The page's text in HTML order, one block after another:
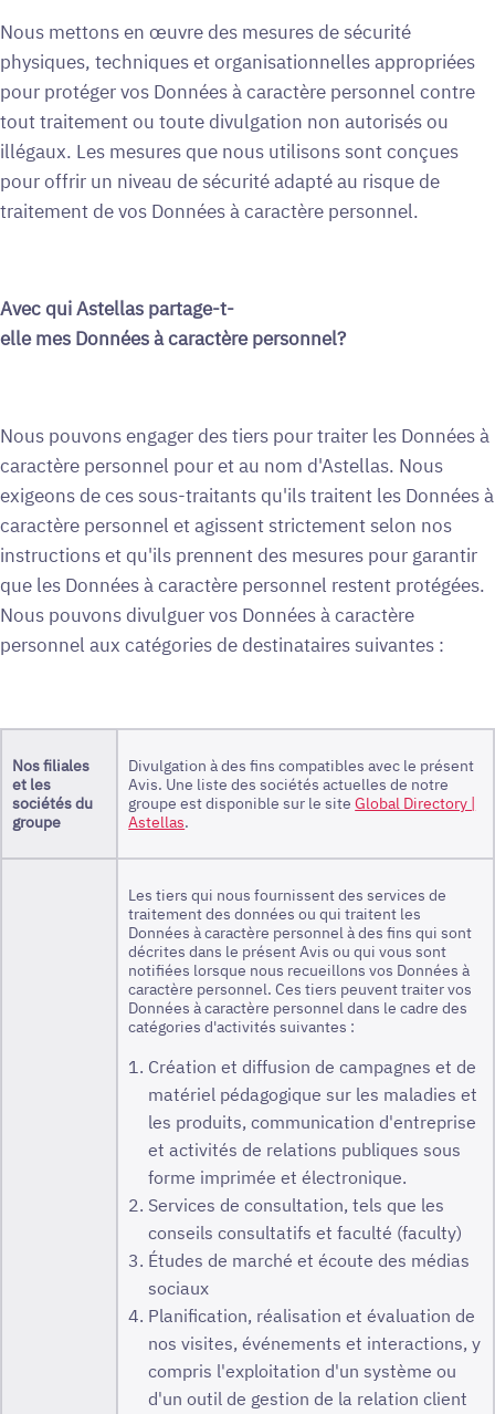
Nous mettons en œuvre des mesures de sécurité
physiques, techniques et organisationnelles appropriées
pour protéger vos Données à caractère personnel contre
tout traitement ou toute divulgation non autorisés ou
illégaux. Les mesures que nous utilisons sont conçues
pour offrir un niveau de sécurité adapté au risque de
traitement de vos Données à caractère personnel.
Avec qui Astellas partage-t-
elle mes Données à caractère personnel?
Nous pouvons engager des tiers pour traiter les Données à
caractère personnel pour et au nom d'Astellas. Nous
exigeons de ces sous-traitants qu'ils traitent les Données à
caractère personnel et agissent strictement selon nos
instructions et qu'ils prennent des mesures pour garantir
que les Données à caractère personnel restent protégées.
Nous pouvons divulguer vos Données à caractère
personnel aux catégories de destinataires suivantes :
Nos filiales
et les
sociétés du
groupe
Divulgation à des fins compatibles avec le présent
Avis. Une liste des sociétés actuelles de notre
groupe est disponible sur le siteGlobal Directory |
Astellas.
Les tiers qui nous fournissent des services de
traitement des données ou qui traitent les
Données à caractère personnel à des fins qui sont
décrites dans le présent Avis ou qui vous sont
notifiées lorsque nous recueillons vos Données à
caractère personnel. Ces tiers peuvent traiter vos
Données à caractère personnel dans le cadre des
catégories d'activités suivantes :
Création et diffusion de campagnes et de
matériel pédagogique sur les maladies et
les produits, communication d'entreprise
et activités de relations publiques sous
forme imprimée et électronique.
Services de consultation, tels que les
conseils consultatifs et faculté (faculty)
Études de marché et écoute des médias
sociaux
Planification, réalisation et évaluation de
nos visites, événements et interactions, y
compris l'exploitation d'un système ou
d'un outil de gestion de la relation client